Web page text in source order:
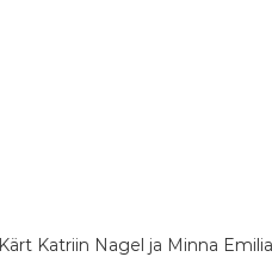
Katriin Nagel ja Minna